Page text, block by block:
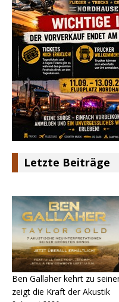
Letzte Beiträge
Ben Gallaher kehrt zu
zeigt die Kraft der Akustik